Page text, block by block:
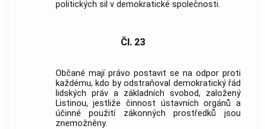
politických sil v demokratické společnosti.
Čl. 23
Občané mají právo postavit se na odpor proti
každému, kdo by odstraňoval demokratický řád
lidských práv a základních svobod, založený
Listinou, jestliže činnost ústavních orgánů a
účinné použití zákonných prostředků jsou
znemožněny.